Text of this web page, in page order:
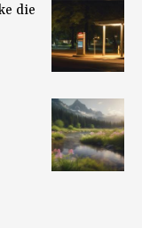
die